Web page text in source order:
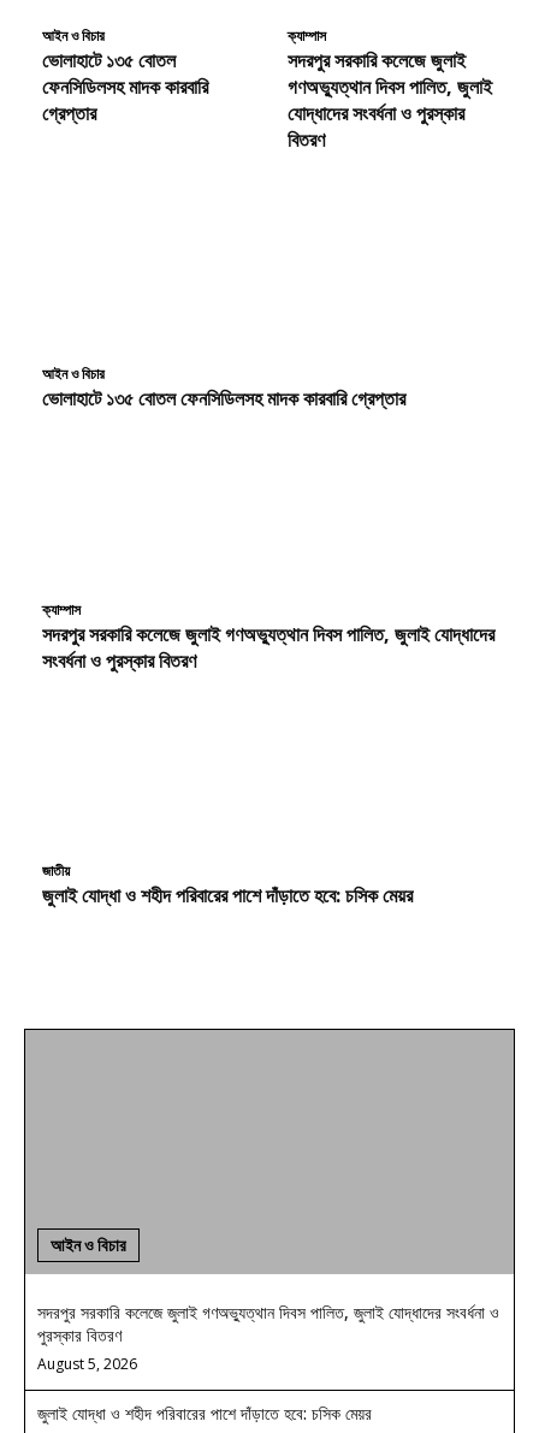
আইন ও বিচার
ভোলাহাটে ১৩৫ বোতল
ফেনসিডিলসহ মাদক কারবারি
গ্রেপ্তার
ক্যাম্পাস
সদরপুর সরকারি কলেজে জুলাই
গণঅভ্যুত্থান দিবস পালিত, জুলাই
যোদ্ধাদের সংবর্ধনা ও পুরস্কার
বিতরণ
আইন ও বিচার
ভোলাহাটে ১৩৫ বোতল ফেনসিডিলসহ মাদক কারবারি গ্রেপ্তার
ক্যাম্পাস
সদরপুর সরকারি কলেজে জুলাই গণঅভ্যুত্থান দিবস পালিত, জুলাই যোদ্ধাদের
সংবর্ধনা ও পুরস্কার বিতরণ
জাতীয়
জুলাই যোদ্ধা ও শহীদ পরিবারের পাশে দাঁড়াতে হবে: চসিক মেয়র
আইন ও বিচার
সদরপুর সরকারি কলেজে জুলাই গণঅভ্যুত্থান দিবস পালিত, জুলাই যোদ্ধাদের সংবর্ধনা ও
পুরস্কার বিতরণ
August 5, 2026
জুলাই যোদ্ধা ও শহীদ পরিবারের পাশে দাঁড়াতে হবে: চসিক মেয়র